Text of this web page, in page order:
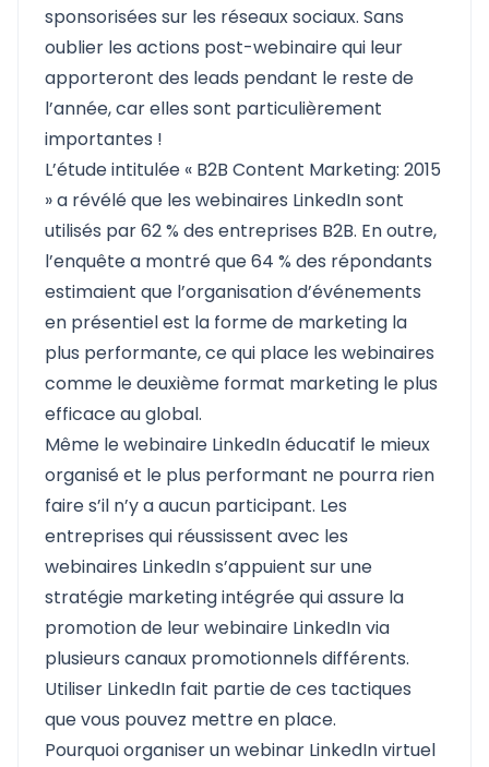
sponsorisées sur les réseaux sociaux. Sans
oublier les actions post-webinaire qui leur
apporteront des leads pendant le reste de
l’année, car elles sont particulièrement
importantes !
L’étude intitulée « B2B Content Marketing: 2015
» a révélé que les webinaires LinkedIn sont
utilisés par 62 % des entreprises B2B. En outre,
l’enquête a montré que 64 % des répondants
estimaient que l’organisation d’événements
en présentiel est la forme de marketing la
plus performante, ce qui place les webinaires
comme le deuxième format marketing le plus
efficace au global.
Même le webinaire LinkedIn éducatif le mieux
organisé et le plus performant ne pourra rien
faire s’il n’y a aucun participant. Les
entreprises qui réussissent avec les
webinaires LinkedIn s’appuient sur une
stratégie marketing intégrée qui assure la
promotion de leur webinaire LinkedIn via
plusieurs canaux promotionnels différents.
Utiliser LinkedIn fait partie de ces tactiques
que vous pouvez mettre en place.
Pourquoi organiser un webinar LinkedIn virtuel